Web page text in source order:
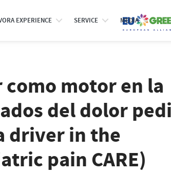
EXPERIENCE SERVICE MEDIA
motor en la
del dolor
driver in the
pain CARE)